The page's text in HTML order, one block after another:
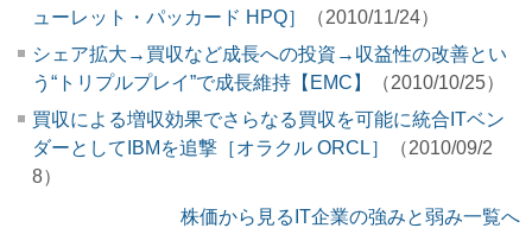
ューレット・パッカード HPQ］
（2010/11/24）
シェア拡大→買収など成長への投資→収益性の改善とい
う“トリプルプレイ”で成長維持【EMC】
（2010/10/25）
買収による増収効果でさらなる買収を可能に統合ITベン
ダーとしてIBMを追撃［オラクル ORCL］
（2010/09/2
8）
株価から見るIT企業の強みと弱み一覧へ